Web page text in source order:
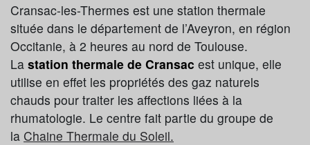
Cransac-les-Thermes est une station thermale
située dans le département de l’Aveyron, en région
Occitanie, à 2 heures au nord de Toulouse.
La station thermale de Cransac est unique, elle
utilise en effet les propriétés des gaz naturels
chauds pour traiter les affections liées à la
rhumatologie. Le centre fait partie du groupe de
la Chaine Thermale du Soleil.